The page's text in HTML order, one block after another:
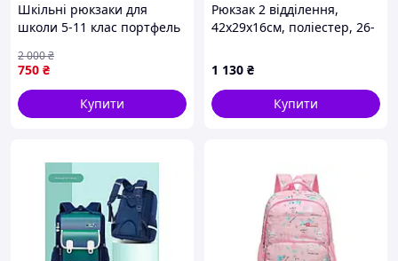
Шкільні рюкзаки для
школи 5-11 клас портфель
дівчинки підлітка 5 класу
рожевий Ромашка
750 ₴
2 000₴
Купити
Рюкзак 2 відділення,
42x29x16см, поліестер, 26-
1 130 ₴
Купити